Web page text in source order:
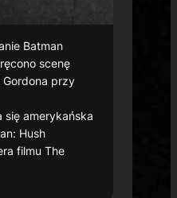
Batman
scenę
Gordona przy
się amerykańska
Hush
filmuThe